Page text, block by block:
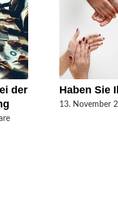
der
Haben Sie
13. November